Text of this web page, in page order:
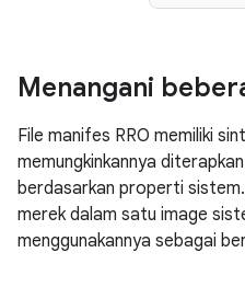
Menangani
File manifes RRO memiliki
memungkinkannya
berdasarkan properti
merek dalam satu image
menggunakannya sebagai